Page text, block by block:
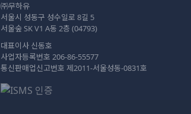
㈜무하유
서울시 성동구 성수일로 8길 5
서울숲 SK V1 A동 2층 (04793)
대표이사 신동호
사업자등록번호 206-86-55577
통신판매업신고번호 제2011-서울성동-0831호